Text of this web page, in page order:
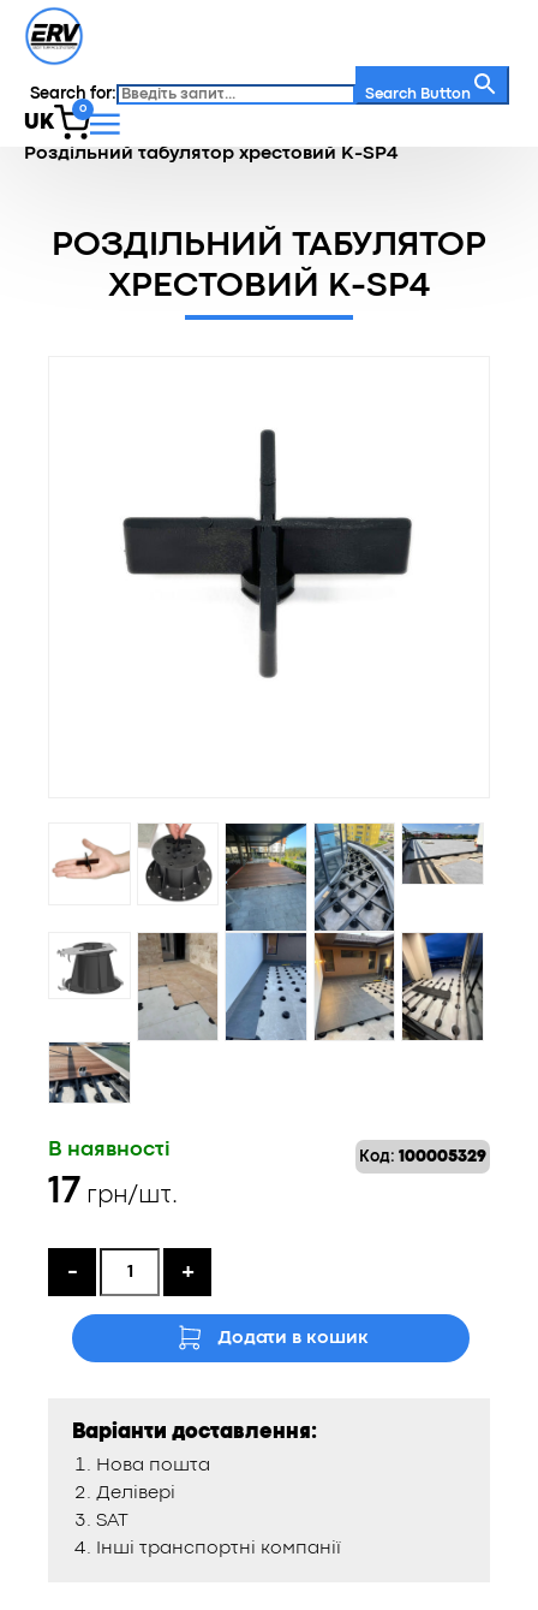
Search for: Search Button
UK
0
Головна / Каталог
Роздільний табулятор хрестовий K-SP4
РОЗДІЛЬНИЙ ТАБУЛЯТОР
ХРЕСТОВИЙ K-SP4
Код: 100005329
В наявності
17 грн/шт.
- +
Додати в кошик
Варіанти доставлення:
Нова пошта
Делівері
SAT
Інші транспортні компанії